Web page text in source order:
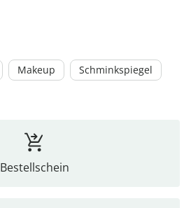
Makeup Schminkspiegel
Bestellschein